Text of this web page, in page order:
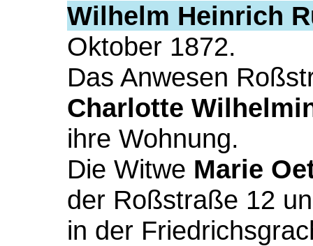
Wilhelm Heinrich
Oktober 1872.
Das Anwesen
Charlotte
ihre Wohnung.
Die Witwe Marie
der Roßstraße 12
in der